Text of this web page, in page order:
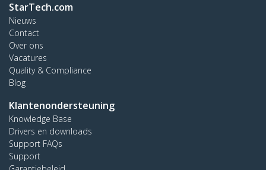
StarTech.com
Nieuws
Contact
Over ons
Vacatures
Quality & Compliance
Blog
Klantenondersteuning
Knowledge Base
Drivers en downloads
Support FAQs
Support